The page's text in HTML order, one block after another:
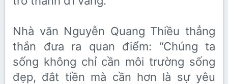
Nhà văn Nguyễn Quang Thiều thẳng
thắn đưa ra quan điểm: “Chúng ta
sống không chỉ cần môi trường sống
đẹp, đắt tiền mà cần hơn là sự yêu